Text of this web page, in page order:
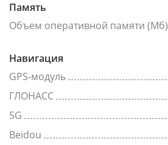
Память
Объем оперативной памяти (Мб)
Навигация
GPS-модуль
ГЛОНАСС
5G
Beidou